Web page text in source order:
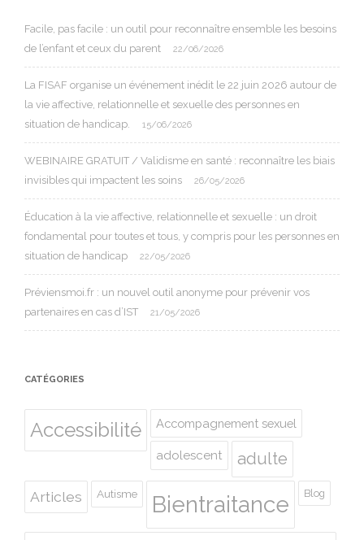
Facile, pas facile : un outil pour reconnaître ensemble les besoins
de l’enfant et ceux du parent
22/06/2026
La FISAF organise un événement inédit le 22 juin 2026 autour de
la vie affective, relationnelle et sexuelle des personnes en
situation de handicap.
15/06/2026
WEBINAIRE GRATUIT / Validisme en santé : reconnaître les biais
invisibles qui impactent les soins
26/05/2026
Éducation à la vie affective, relationnelle et sexuelle : un droit
fondamental pour toutes et tous, y compris pour les personnes en
situation de handicap
22/05/2026
Préviensmoi.fr : un nouvel outil anonyme pour prévenir vos
partenaires en cas d’IST
21/05/2026
CATÉGORIES
Accessibilité Accompagnement sexuel
adolescent adulte
Articles Autisme Bientraitance Blog